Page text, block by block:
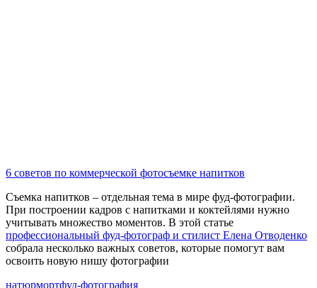
6 советов по коммерческой фотосъемке напитков
Съемка напитков – отдельная тема в мире фуд-фотографии.
При построении кадров с напитками и коктейлями нужно
учитывать множество моментов. В этой статье
профессиональный фуд-фотограф и стилист Елена Отводенко
собрала несколько важных советов, которые помогут вам
освоить новую нишу фотографии
натюрмортфуд-фотография